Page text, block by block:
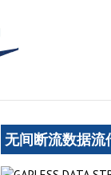
无间断流数据流